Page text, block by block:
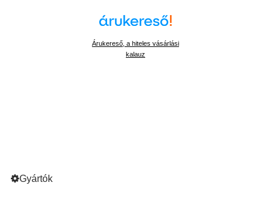
Árukereső, a hiteles vásárlási
kalauz
Gyártók